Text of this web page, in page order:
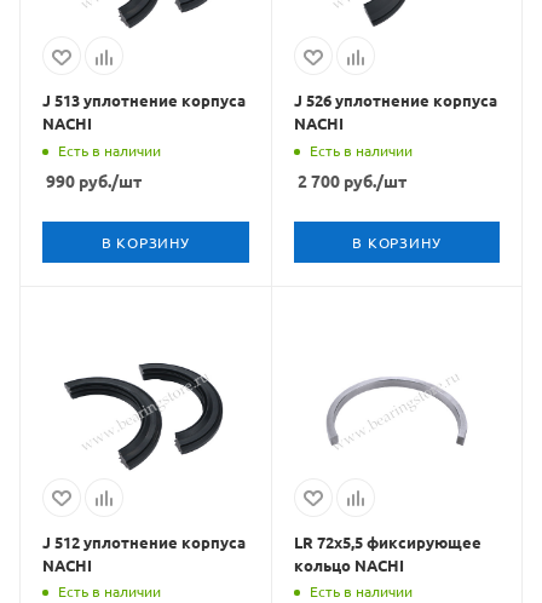
J 513 уплотнение корпуса
NACHI
Есть в наличии
990 руб./шт
В КОРЗИНУ
J 526 уплотнение корпуса
NACHI
Есть в наличии
2 700руб./шт
В КОРЗИНУ
J 512 уплотнение корпуса
NACHI
Есть в наличии
LR 72x5,5 фиксирующее
кольцо NACHI
Есть в наличии